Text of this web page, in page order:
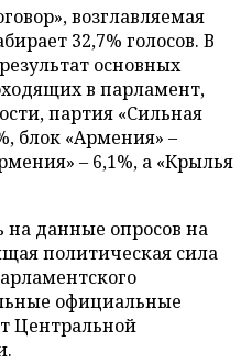
возглавляемая
32,7% голосов. В
основных
в парламент,
партия «Сильная
блок «Армения» –
– 6,1%, а «Крылья
на данные опросов на
политическая сила
официальные
Центральной